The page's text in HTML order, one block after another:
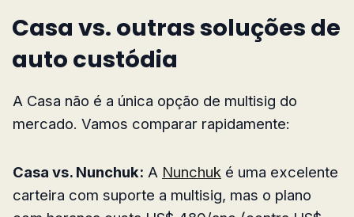
Casa vs. outras soluções de
auto custódia
A Casa não é a única opção de multisig do
mercado. Vamos comparar rapidamente:
Casa vs. Nunchuk: A Nunchuk é uma excelente
carteira com suporte a multisig, mas o plano